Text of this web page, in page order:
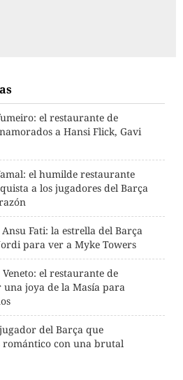
el restaurante de
a Hansi Flick, Gavi
el humilde restaurante
a los jugadores del Barça
Fati: la estrella del Barça
para ver a Myke Towers
el restaurante de
una joya de la Masía para
del Barça que
romántico con una brutal